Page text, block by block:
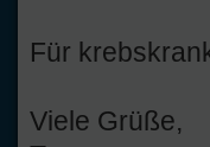
Für
Viele Grüße,